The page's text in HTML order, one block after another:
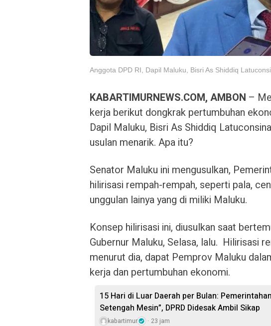
Anggota DPD RI, Dapil Maluku, Bisri As Shiddiq
KABARTIMURNEWS.COM, AMBON –
kerja berikut dongkrak pertumbuhan
Dapil Maluku, Bisri As Shiddiq
usulan menarik. Apa itu?
Senator Maluku ini mengusulkan,
hilirisasi rempah-rempah, seperti pala,
unggulan lainya yang di miliki Maluku.
Konsep hilirisasi ini, diusulkan saat
Gubernur Maluku, Selasa, lalu. Hilirisasi
menurut dia, dapat Pemprov Maluku
kerja dan pertumbuhan ekonomi.
15 Hari di Luar Daerah per Bulan:
Setengah Mesin”, DPRD Didesak Ambil Sikap
kabartimur 23 jam